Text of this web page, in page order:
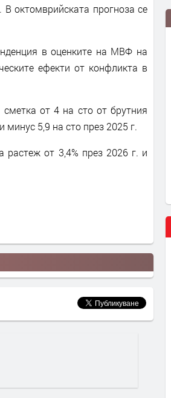
октомврийската прогноза се
в оценките на МВФ на
ефекти от конфликта в
от 4 на сто от брутния
минус 5,9 на сто през 2025 г.
растеж от 3,4% през 2026 г. и